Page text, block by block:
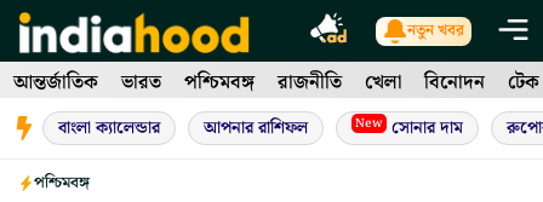
Skip
to
content
নতুন খবর
আন্তর্জাতিক ভারত পশ্চিমবঙ্গ রাজনীতি খেলা বিনোদন টেক
বাংলা ক্যালেন্ডার আপনার রাশিফল New সোনার দাম
পশ্চিমবঙ্গ